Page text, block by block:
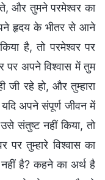
और तुमने परमेश्वर का
हृदय के भीतर से आने
है, तो परमेश्वर पर
पर अपने विश्वास में तुम
जी रहे हो, और तुम्हारा
अपने संपूर्ण जीवन में
संतुष्ट नहीं किया, तो
पर तुम्हारे विश्वास का
नहीं है? कहने का अर्थ है